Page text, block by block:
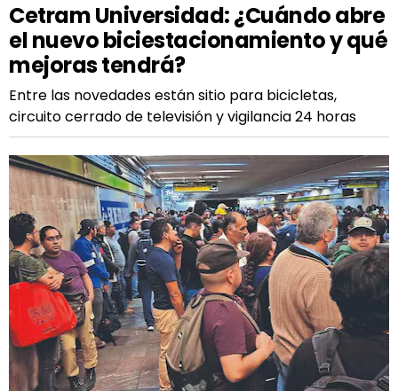
Cetram Universidad: ¿Cuándo abre
el nuevo biciestacionamiento y qué
mejoras tendrá?
Entre las novedades están sitio para bicicletas,
circuito cerrado de televisión y vigilancia 24 horas